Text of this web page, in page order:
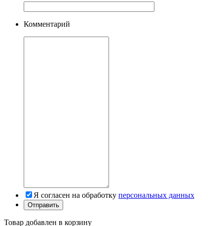
Комментарий
Я согласен на обработку персональных данных
Товар добавлен в корзину